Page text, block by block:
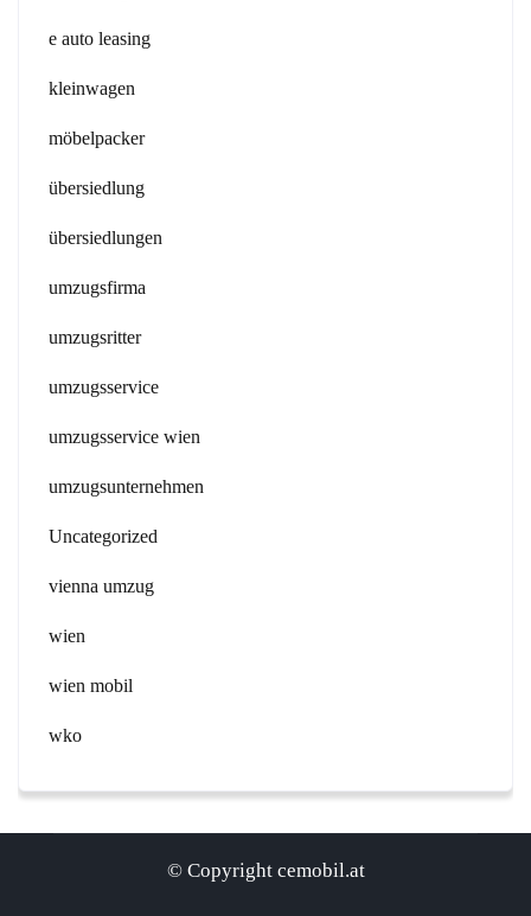
e auto leasing
kleinwagen
möbelpacker
übersiedlung
übersiedlungen
umzugsfirma
umzugsritter
umzugsservice
umzugsservice wien
umzugsunternehmen
Uncategorized
vienna umzug
wien
wien mobil
wko
© Copyright cemobil.at